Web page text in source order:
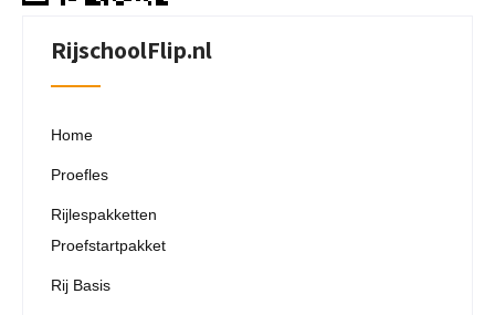
RijschoolFlip.nl
Home
Proefles
Rijlespakketten
Proefstartpakket
Rij Basis